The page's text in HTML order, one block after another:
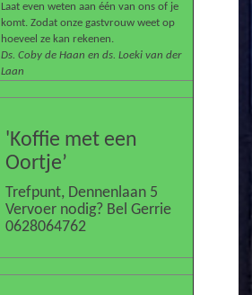
Laat even weten aan één van ons of je
komt. Zodat onze gastvrouw weet op
hoeveel ze kan rekenen.
Ds. Coby de Haan en ds. Loeki van der
Laan
'Koffie met een
Oortje’
Trefpunt, Dennenlaan 5
Vervoer nodig? Bel Gerrie
0628064762